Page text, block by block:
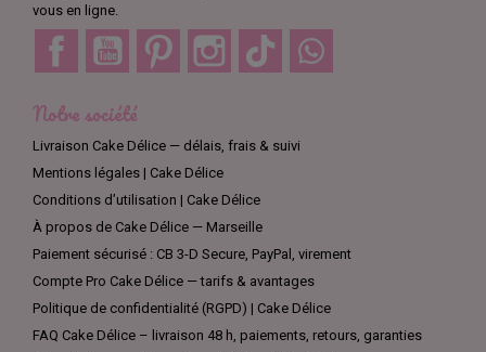
vous en ligne.
Facebook YouTube Pinterest Instagram TikTok
Notre société
Livraison Cake Délice — délais, frais & suivi
Mentions légales | Cake Délice
Conditions d’utilisation | Cake Délice
À propos de Cake Délice — Marseille
Paiement sécurisé : CB 3-D Secure, PayPal, virement
Compte Pro Cake Délice — tarifs & avantages
Politique de confidentialité (RGPD) | Cake Délice
FAQ Cake Délice – livraison 48 h, paiements, retours, garanties